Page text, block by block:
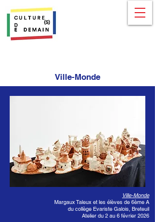
Ville-Monde
Ville-Monde
Margaux Taleux et les élèves de 6ème A
du collège Evariste Galois, Breteuil
Atelier du 2 au 6 février 2026